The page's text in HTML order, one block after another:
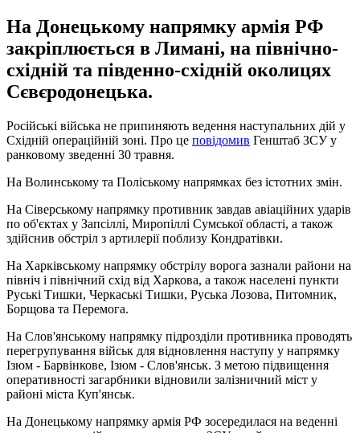
На Донецькому напрямку армія РФ
закріплюється в Лимані, на північно-
східній та південно-східній околицях
Сєвєродонецька.
Російські війська не припиняють ведення наступальних дій у
Східній операційній зоні. Про це повідомив Генштаб ЗСУ у
ранковому зведенні 30 травня.
На Волинському та Поліському напрямках без істотних змін.
На Сіверському напрямку противник завдав авіаційних ударів
по об'єктах у Запсіллі, Миропіллі Сумської області, а також
здійснив обстріл з артилерії поблизу Кондратівки.
На Харківському напрямку обстрілу ворога зазнали райони на
північ і північний схід від Харкова, а також населені пункти
Руські Тишки, Черкаські Тишки, Руська Лозова, Питомник,
Борщова та Перемога.
На Слов'янському напрямку підрозділи противника проводять
перегрупування військ для відновлення наступу у напрямку
Ізюм - Барвінкове, Ізюм - Слов'янськ. З метою підвищення
оперативності загарбники відновили залізничний міст у
районі міста Куп'янськ.
На Донецькому напрямку армія РФ зосередилася на веденні